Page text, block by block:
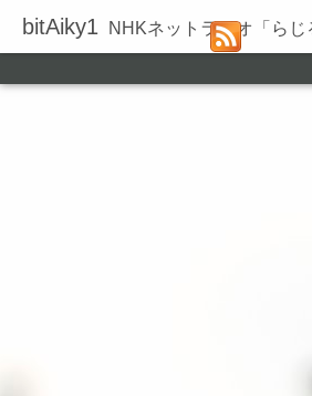
bitAiky1 NHKネットラジオ「らじる★ら